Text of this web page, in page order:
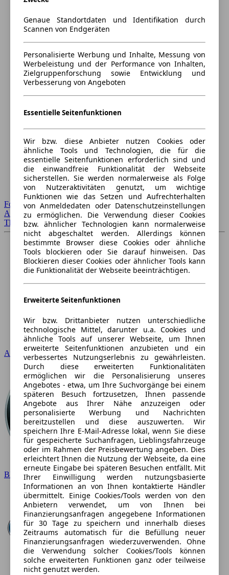
Forum Startseite
Alle Auto-Foren
Themen-Forum
Audi
BMW
Genaue Standortdaten und Identifikation durch
Scannen von Endgeräten
Personalisierte Werbung und Inhalte, Messung von
Werbeleistung und der Performance von Inhalten,
Zielgruppenforschung sowie Entwicklung und
Verbesserung von Angeboten
Essentielle Seitenfunktionen
Wir bzw. diese Anbieter nutzen Cookies oder
ähnliche Tools und Technologien, die für die
essentielle Seitenfunktionen erforderlich sind und
die einwandfreie Funktionalität der Webseite
sicherstellen. Sie werden normalerweise als Folge
von Nutzeraktivitäten genutzt, um wichtige
Funktionen wie das Setzen und Aufrechterhalten
von Anmeldedaten oder Datenschutzeinstellungen
zu ermöglichen. Die Verwendung dieser Cookies
bzw. ähnlicher Technologien kann normalerweise
nicht abgeschaltet werden. Allerdings können
bestimmte Browser diese Cookies oder ähnliche
Tools blockieren oder Sie darauf hinweisen. Das
Blockieren dieser Cookies oder ähnlicher Tools kann
die Funktionalität der Webseite beeinträchtigen.
Erweiterte Seitenfunktionen
Wir bzw. Drittanbieter nutzen unterschiedliche
technologische Mittel, darunter u.a. Cookies und
ähnliche Tools auf unserer Webseite, um Ihnen
erweiterte Seitenfunktionen anzubieten und ein
verbessertes Nutzungserlebnis zu gewährleisten.
Durch diese erweiterten Funktionalitäten
ermöglichen wir die Personalisierung unseres
Angebotes - etwa, um Ihre Suchvorgänge bei einem
späteren Besuch fortzusetzen, Ihnen passende
Angebote aus Ihrer Nähe anzuzeigen oder
personalisierte Werbung und Nachrichten
bereitzustellen und diese auszuwerten. Wir
speichern Ihre E-Mail-Adresse lokal, wenn Sie diese
für gespeicherte Suchanfragen, Lieblingsfahrzeuge
oder im Rahmen der Preisbewertung angeben. Dies
erleichtert Ihnen die Nutzung der Webseite, da eine
erneute Eingabe bei späteren Besuchen entfällt. Mit
Ihrer Einwilligung werden nutzungsbasierte
Informationen an von Ihnen kontaktierte Händler
übermittelt. Einige Cookies/Tools werden von den
Anbietern verwendet, um von Ihnen bei
Finanzierungsanfragen angegebene Informationen
für 30 Tage zu speichern und innerhalb dieses
Zeitraums automatisch für die Befüllung neuer
Finanzierungsanfragen wiederzuverwenden. Ohne
die Verwendung solcher Cookies/Tools können
solche erweiterten Funktionen ganz oder teilweise
nicht genutzt werden.